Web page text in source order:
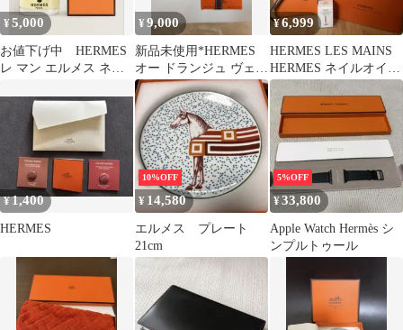
¥5,000
お値下げ中 HERMES
レ マン エルメス ネイ
¥9,000
新品未使用*HERMES
オー ドランジュ ヴェル
ト ハンド＆ボディ
¥6,999
HERMES LES MAINS
HERMES ネイルオイル
15ml
¥1,400
HERMES
10%OFF
¥ 14,580
エルメス プレート
21cm
5%OFF
¥33,800
Apple Watch Hermès シ
ンプルトゥール